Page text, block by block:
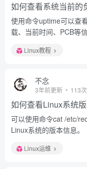
如何查看系统当前的
使用命令uptime可以查
载、当前时间、PCB等信
Linux教程
不念
3年前更新 113
如何查看Linux系统版
可以使用命令cat /etc/
Linux系统的版本信息。
Linux运维